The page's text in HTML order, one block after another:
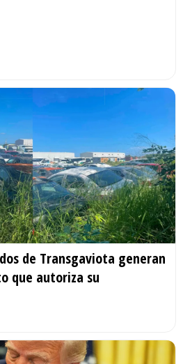
de Transgaviota generan
que autoriza su